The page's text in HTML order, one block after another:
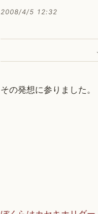
2008/4/5 12:32
その発想に参りました。